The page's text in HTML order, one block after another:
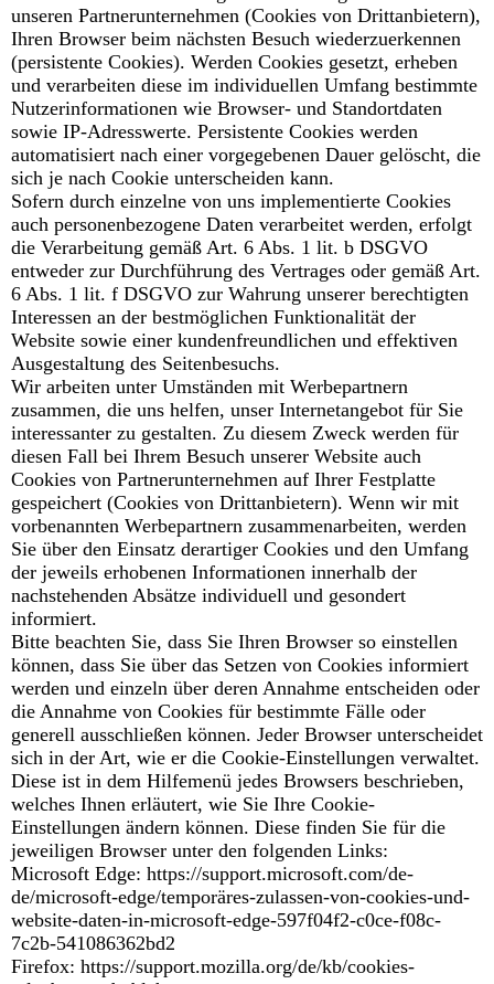
unseren Partnerunternehmen (Cookies von Drittanbietern),
Ihren Browser beim nächsten Besuch wiederzuerkennen
(persistente Cookies). Werden Cookies gesetzt, erheben
und verarbeiten diese im individuellen Umfang bestimmte
Nutzerinformationen wie Browser- und Standortdaten
sowie IP-Adresswerte. Persistente Cookies werden
automatisiert nach einer vorgegebenen Dauer gelöscht, die
sich je nach Cookie unterscheiden kann.
Sofern durch einzelne von uns implementierte Cookies
auch personenbezogene Daten verarbeitet werden, erfolgt
die Verarbeitung gemäß Art. 6 Abs. 1 lit. b DSGVO
entweder zur Durchführung des Vertrages oder gemäß Art.
6 Abs. 1 lit. f DSGVO zur Wahrung unserer berechtigten
Interessen an der bestmöglichen Funktionalität der
Website sowie einer kundenfreundlichen und effektiven
Ausgestaltung des Seitenbesuchs.
Wir arbeiten unter Umständen mit Werbepartnern
zusammen, die uns helfen, unser Internetangebot für Sie
interessanter zu gestalten. Zu diesem Zweck werden für
diesen Fall bei Ihrem Besuch unserer Website auch
Cookies von Partnerunternehmen auf Ihrer Festplatte
gespeichert (Cookies von Drittanbietern). Wenn wir mit
vorbenannten Werbepartnern zusammenarbeiten, werden
Sie über den Einsatz derartiger Cookies und den Umfang
der jeweils erhobenen Informationen innerhalb der
nachstehenden Absätze individuell und gesondert
informiert.
Bitte beachten Sie, dass Sie Ihren Browser so einstellen
können, dass Sie über das Setzen von Cookies informiert
werden und einzeln über deren Annahme entscheiden oder
die Annahme von Cookies für bestimmte Fälle oder
generell ausschließen können. Jeder Browser unterscheidet
sich in der Art, wie er die Cookie-Einstellungen verwaltet.
Diese ist in dem Hilfemenü jedes Browsers beschrieben,
welches Ihnen erläutert, wie Sie Ihre Cookie-
Einstellungen ändern können. Diese finden Sie für die
jeweiligen Browser unter den folgenden Links:
Microsoft Edge: https://support.microsoft.com/de-
de/microsoft-edge/temporäres-zulassen-von-cookies-und-
website-daten-in-microsoft-edge-597f04f2-c0ce-f08c-
7c2b-541086362bd2
Firefox: https://support.mozilla.org/de/kb/cookies-